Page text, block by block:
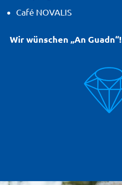
Café NOVALIS
Wir wünschen „An Guadn“!